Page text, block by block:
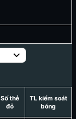
Số thẻ
đỏ
TL kiểm soát
bóng